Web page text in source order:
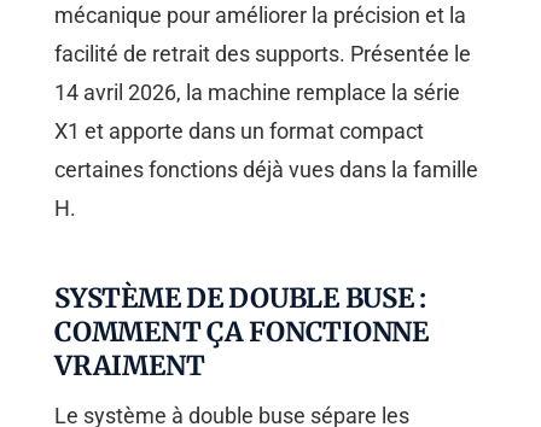
mécanique pour améliorer la précision et la
facilité de retrait des supports. Présentée le
14 avril 2026, la machine remplace la série
X1 et apporte dans un format compact
certaines fonctions déjà vues dans la famille
H.
SYSTÈME DE DOUBLE BUSE :
COMMENT ÇA FONCTIONNE
VRAIMENT
Le système à double buse sépare les